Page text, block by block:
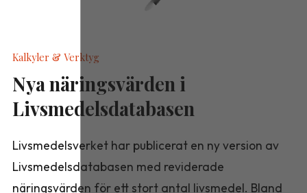
Kalkyler & Verktyg
Nya näringsvärden i
Livsmedelsdatabasen
Livsmedelsverket har publicerat en ny version av
Livsmedelsdatabasen med reviderade
näringsvärden för ett stort antal livsmedel. Bland